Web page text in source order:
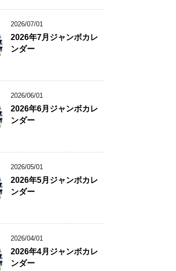
2026/07/01
2026年7月ジャンボカレ
ンダー
2026/06/01
2026年6月ジャンボカレ
ンダー
2026/05/01
2026年5月ジャンボカレ
ンダー
2026/04/01
2026年4月ジャンボカレ
ンダー